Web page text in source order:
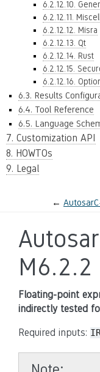
6.2.12.10.
6.2.12.11.
6.2.12.12. Misra
6.2.12.13. Qt
6.2.12.14. Rust
6.2.12.15.
6.2.12.16.
6.3. Results
6.4. Tool Reference
6.5. Language
7. Customization API
8. HOWTOs
9. Legal
←
M6.2.2
Floating-point
indirectly tested
Required inputs: